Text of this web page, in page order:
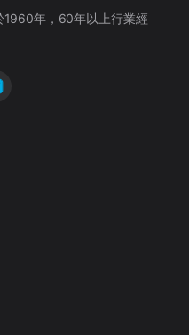
1960年，60年以上行業經